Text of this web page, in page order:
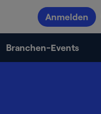
Anmelden
Branchen-Events